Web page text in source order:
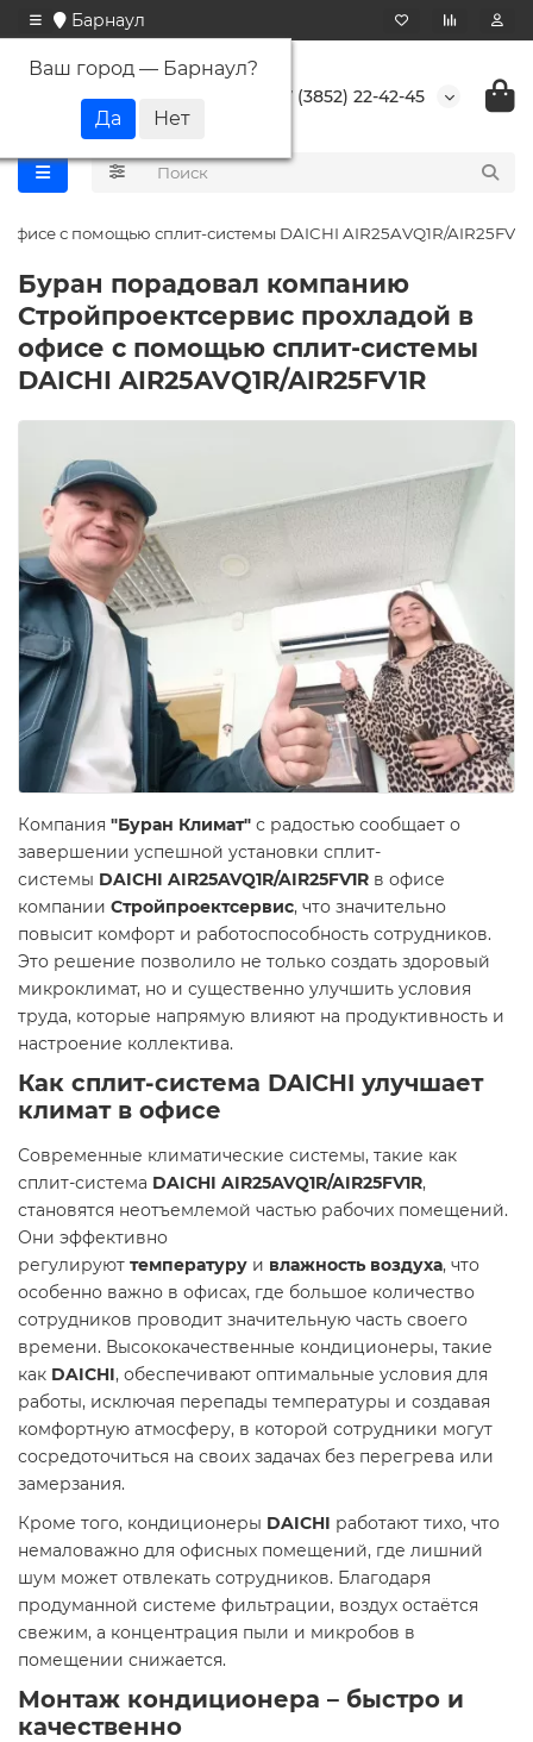
Барнаул
Ваш город — Барнаул?
+7 (3852) 22-42-45
с помощью сплит-системы DAICHI AIR25AVQ1R/AIR25FV1R
Буран порадовал компанию
Стройпроектсервис прохладой в
офисе с помощью сплит-системы
DAICHI AIR25AVQ1R/AIR25FV1R
Компания "Буран Климат" с радостью сообщает о
завершении успешной установки сплит-
системы DAICHI AIR25AVQ1R/AIR25FV1R в офисе
компании Стройпроектсервис, что значительно
повысит комфорт и работоспособность сотрудников.
Это решение позволило не только создать здоровый
микроклимат, но и существенно улучшить условия
труда, которые напрямую влияют на продуктивность и
настроение коллектива.
Как сплит-система DAICHI улучшает
климат в офисе
Современные климатические системы, такие как
сплит-система DAICHI AIR25AVQ1R/AIR25FV1R,
становятся неотъемлемой частью рабочих помещений.
Они эффективно
регулируют температуру и влажность воздуха, что
особенно важно в офисах, где большое количество
сотрудников проводит значительную часть своего
времени. Высококачественные кондиционеры, такие
как DAICHI, обеспечивают оптимальные условия для
работы, исключая перепады температуры и создавая
комфортную атмосферу, в которой сотрудники могут
сосредоточиться на своих задачах без перегрева или
замерзания.
Кроме того, кондиционеры DAICHI работают тихо, что
немаловажно для офисных помещений, где лишний
шум может отвлекать сотрудников. Благодаря
продуманной системе фильтрации, воздух остаётся
свежим, а концентрация пыли и микробов в
помещении снижается.
Монтаж кондиционера – быстро и
качественно